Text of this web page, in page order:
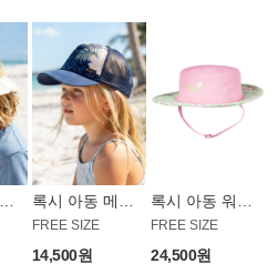
다카인 아동 버킷햇 BAC728BDK 록시 아동 메쉬캡 모자 BAC737BRX
FREE SIZE
14,500원
록시 아동 워터 버킷햇 BAC744WRX
FREE SIZE
24,500원